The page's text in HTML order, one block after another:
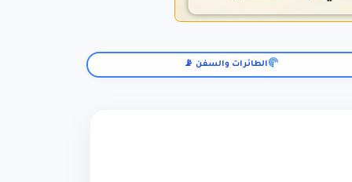
الطائرات والسفن 📡